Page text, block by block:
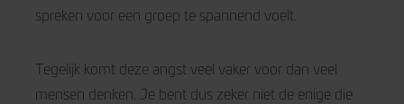
spreken voor een groep te spannend voelt.
Tegelijk komt deze angst veel vaker voor dan veel
mensen denken. Je bent dus zeker niet de enige die